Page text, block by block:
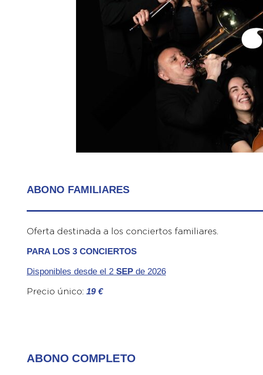
ABONO FAMILIARES
Oferta destinada a los conciertos familiares.
PARA LOS 3 CONCIERTOS
Disponibles desde el 2 SEP de 2026
Precio único: 19 €
ABONO COMPLETO